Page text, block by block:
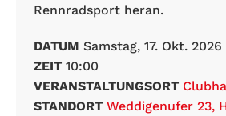
Rennradsport heran.
DATUMSamstag, 17. Okt. 2026
ZEIT10:00
VERANSTALTUNGSORT
STANDORTWeddigenufer 23,